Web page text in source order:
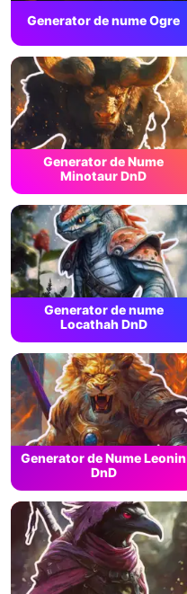
Generator de nume Ogre
Generator de Nume
Minotaur DnD
Generator de nume
Locathah DnD
Generator de Nume Leonin
DnD